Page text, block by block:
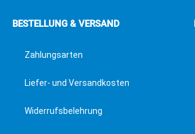
BESTELLUNG & VERSAND
Zahlungsarten
Liefer- und Versandkosten
Widerrufsbelehrung